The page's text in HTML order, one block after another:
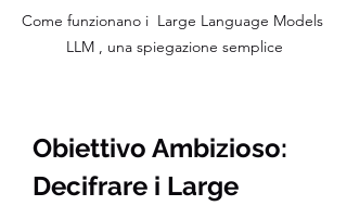
Come funzionano i  Large Language Models
LLM , una spiegazione semplice
Obiettivo Ambizioso:
Decifrare i Large